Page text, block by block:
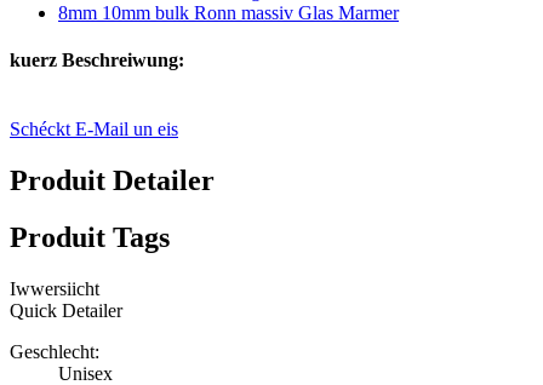
kuerz Beschreiwung:
Schéckt E-Mail un eis
Produit Detailer
Produit Tags
Iwwersiicht
Quick Detailer
Geschlecht:
Unisex